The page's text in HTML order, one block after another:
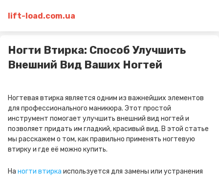
lift-load.com.ua
Ногти Втирка: Способ Улучшить
Внешний Вид Ваших Ногтей
Ногтевая втирка является одним из важнейших элементов
для профессионального маникюра. Этот простой
инструмент помогает улучшить внешний вид ногтей и
позволяет придать им гладкий, красивый вид. В этой статье
мы расскажем о том, как правильно применять ногтевую
втирку и где её можно купить.
На ногти втирка используется для замены или устранения